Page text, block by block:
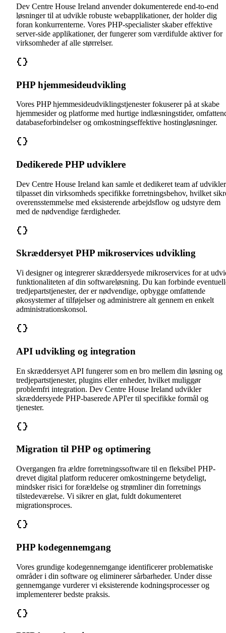
Dev Centre House Ireland anvender dokumenterede end-to-end
løsninger til at udvikle robuste webapplikationer, der holder dig
foran konkurrenterne. Vores PHP-specialister skaber effektive
server-side applikationer, der fungerer som værdifulde aktiver for
virksomheder af alle størrelser.
PHP hjemmesideudvikling
Vores PHP hjemmesideudviklingstjenester fokuserer på at skabe
hjemmesider og platforme med hurtige indlæsningstider,
databaseforbindelser og omkostningseffektive hostingløsninger.
Dedikerede PHP udviklere
Dev Centre House Ireland kan samle et dedikeret team af
tilpasset din virksomheds specifikke forretningsbehov, hvilket
overensstemmelse med eksisterende arbejdsflow og udstyre dem
med de nødvendige færdigheder.
Skræddersyet PHP mikroservices udvikling
Vi designer og integrerer skræddersyede mikroservices for at
funktionaliteten af din softwareløsning. Du kan forbinde
tredjepartstjenester, der er nødvendige, opbygge omfattende
økosystemer af tilføjelser og administrere alt gennem en enkelt
administrationskonsol.
API udvikling og integration
En skræddersyet API fungerer som en bro mellem din løsning og
tredjepartstjenester, plugins eller enheder, hvilket muliggør
problemfri integration. Dev Centre House Ireland udvikler
skræddersyede PHP-baserede API'er til specifikke formål og
tjenester.
Migration til PHP og optimering
Overgangen fra ældre forretningssoftware til en fleksibel PHP-
drevet digital platform reducerer omkostningerne betydeligt,
mindsker risici for forældelse og strømliner din forretnings
tilstedeværelse. Vi sikrer en glat, fuldt dokumenteret
migrationsproces.
PHP kodegennemgang
Vores grundige kodegennemgange identificerer problematiske
områder i din software og eliminerer sårbarheder. Under disse
gennemgange vurderer vi eksisterende kodningsprocesser og
implementerer bedste praksis.